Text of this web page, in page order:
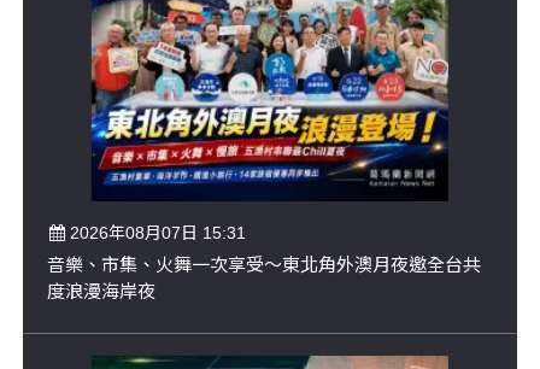
2026年08月07日 15:31
音樂、市集、火舞一次享受～東北角外澳月夜邀全台共
度浪漫海岸夜